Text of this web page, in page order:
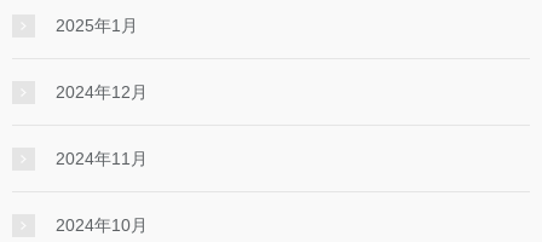
2025年1月
2024年12月
2024年11月
2024年10月